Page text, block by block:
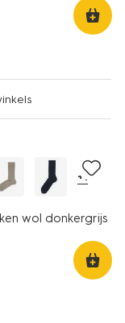
+1
wol donkergrijs